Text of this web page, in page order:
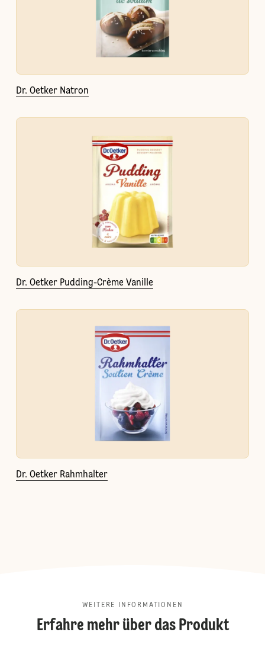
Dr. Oetker Natron
Dr. Oetker Pudding-Crème Vanille
Dr. Oetker Rahmhalter
WEITERE INFORMATIONEN
Erfahre mehr über das Produkt